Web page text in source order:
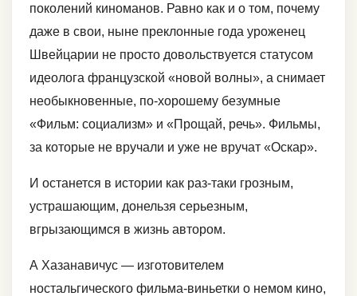
поколений киноманов. Равно как и о том, почему
даже в свои, ныне преклонные года уроженец
Швейцарии не просто довольствуется статусом
идеолога французской «новой волны», а снимает
необыкновенные, по-хорошему безумные
«Фильм: социализм» и «Прощай, речь». Фильмы,
за которые не вручали и уже не вручат «Оскар».
И останется в истории как раз-таки грозным,
устрашающим, донельзя серьезным,
вгрызающимся в жизнь автором.
А Хазанавичус — изготовителем
ностальгического фильма-виньетки о немом кино,